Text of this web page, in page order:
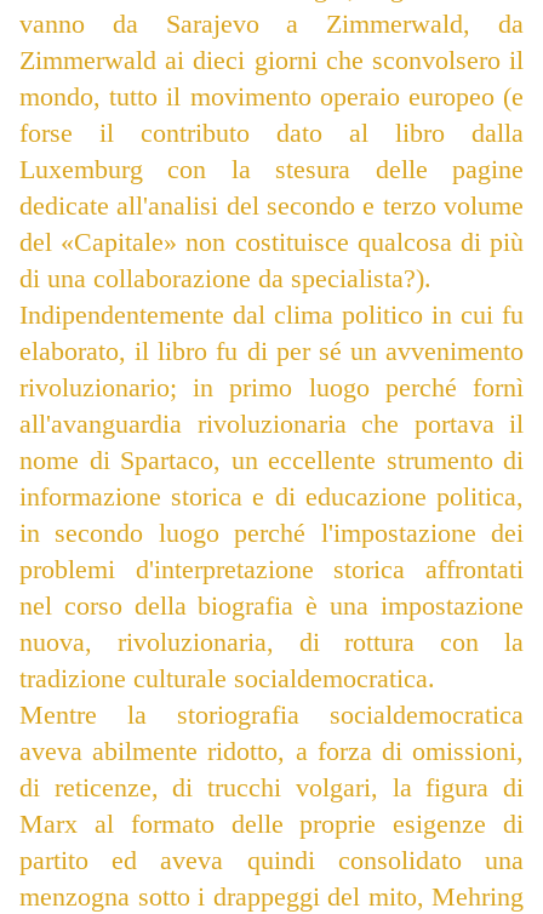
vanno da Sarajevo a Zimmerwald, da
Zimmerwald ai dieci giorni che sconvolsero il
mondo, tutto il movimento operaio europeo (e
forse il contributo dato al libro dalla
Luxemburg con la stesura delle pagine
dedicate all'analisi del secondo e terzo volume
del «Capitale» non costituisce qualcosa di più
di una collaborazione da specialista?).
Indipendentemente dal clima politico in cui fu
elaborato, il libro fu di per sé un avvenimento
rivoluzionario; in primo luogo perché fornì
all'avanguardia rivoluzionaria che portava il
nome di Spartaco, un eccellente strumento di
informazione storica e di educazione politica,
in secondo luogo perché l'impostazione dei
problemi d'interpretazione storica affrontati
nel corso della biografia è una impostazione
nuova, rivoluzionaria, di rottura con la
tradizione culturale socialdemocratica.
Mentre la storiografia socialdemocratica
aveva abilmente ridotto, a forza di omissioni,
di reticenze, di trucchi volgari, la figura di
Marx al formato delle proprie esigenze di
partito ed aveva quindi consolidato una
menzogna sotto i drappeggi del mito, Mehring